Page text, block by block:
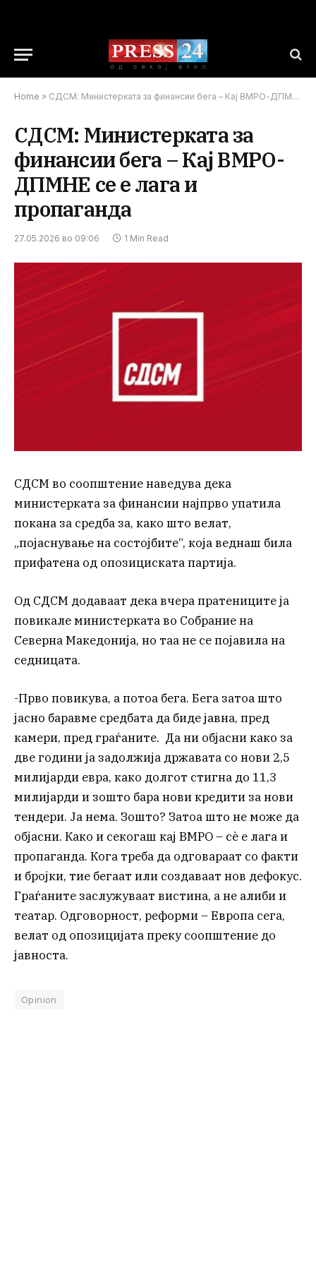
Home » СДСМ: Министерката за финансии бега – Кај ВМРО-ДПМНЕ се е лага и пропаганда
СДСМ: Министерката за
финансии бега – Кај ВМРО-
ДПМНЕ се е лага и
пропаганда
27.05.2026 во 09:06 1 Min Read
СДСМ во соопштение наведува дека
министерката за финансии најпрво упатила
покана за средба за, како што велат,
„појаснување на состојбите“, која веднаш била
прифатена од опозициската партија.
Од СДСМ додаваат дека вчера пратениците ја
повикале министерката во Собрание на
Северна Македонија, но таа не се појавила на
седницата.
-Прво повикува, а потоа бега. Бега затоа што
јасно баравме средбата да биде јавна, пред
камери, пред граѓаните. Да ни објасни како за
две години ја задолжија државата со нови 2,5
милијарди евра, како долгот стигна до 11,3
милијарди и зошто бара нови кредити за нови
тендери. Ја нема. Зошто? Затоа што не може да
објасни. Како и секогаш кај ВМРО – сè е лага и
пропаганда. Кога треба да одговараат со факти
и бројки, тие бегаат или создаваат нов дефокус.
Граѓаните заслужуваат вистина, а не алиби и
театар. Одговорност, реформи – Европа сега,
велат од опозицијата преку соопштение до
јавноста.
Opinion